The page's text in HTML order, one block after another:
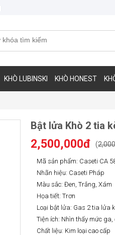
KHÒ LUBINSKI KHÒ HONEST
Bật lửa Khò 2 tia
2,500,000đ (
Mã sản phẩm: Caseti CA
Nhãn hiệu: Caseti Pháp
Màu sắc: Đen, Trắng, Xám
Họa tiết: Trơn
Loại bật lửa: Gas 2 tia lửa
Tiện ích: Nhìn thấy mức
Chất liệu: Kim loại cao cấp